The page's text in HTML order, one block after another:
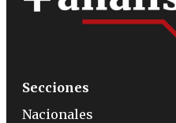
Secciones
Nacionales